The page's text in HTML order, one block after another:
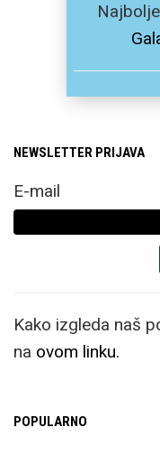
NEWSLETTER PRIJAVA
E-mail
Kako izgleda naš
na ovom linku.
POPULARNO